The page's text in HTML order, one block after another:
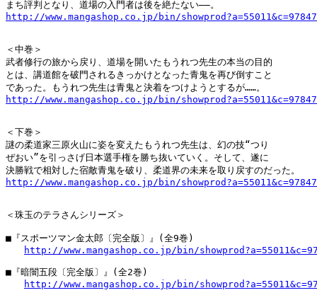
http://www.mangashop.co.jp/bin/
＜中巻＞
武者修行の旅から戻り、道場を開いたもうれつ先生の本当の目的
とは、講道館を破門されるきっかけとなった青鬼を再び倒すこと
http://www.mangashop.co.jp/bin/
＜下巻＞
謎の柔道家三原火山に姿を変えたもうれつ先生は、幻の技“つり
ぜおい”を引っさげ日本選手権を勝ち抜いていく。そして、遂に
http://www.mangashop.co.jp/bin/
＜珠玉のテラさんシリーズ＞
■『スポーツマン金太郎〔完全版〕』(全9巻)
http://www.mangashop.co.jp/bin/
■『暗闇五段〔完全版〕』(全2巻)
http://www.mangashop.co.jp/bin/